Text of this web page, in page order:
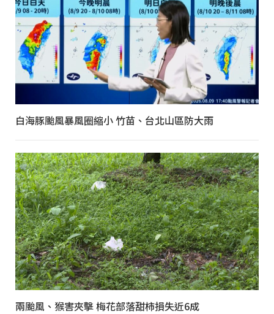
白海豚颱風暴風圈縮小 竹苗、台北山區防大雨
兩颱風、猴害夾擊 梅花部落甜柿損失近6成